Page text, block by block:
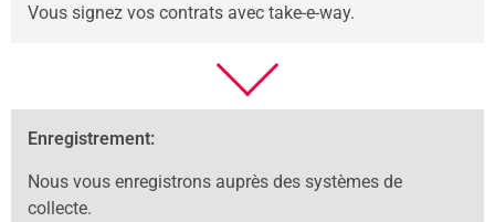
Vous signez vos contrats avec take-e-way.
Enregistrement:
Nous vous enregistrons auprès des systèmes de
collecte.